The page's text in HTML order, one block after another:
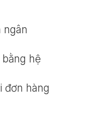
ngân
hệ
đơn hàng